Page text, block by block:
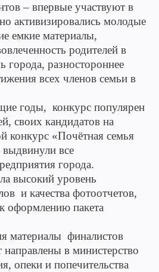
– впервые участвуют в
активизировались молодые
емкие материалы,
родителей в
разностороннее
всех членов семьи в
годы, конкурс популярен
своих кандидатов на
конкурс «Почётная семья
все
города.
высокий уровень
и качества фотоотчетов,
оформлению пакета
материалы финалистов
направлены в министерство
опеки и попечительства